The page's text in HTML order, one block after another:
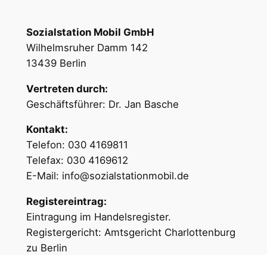
Sozialstation Mobil GmbH
Wilhelmsruher Damm 142
13439 Berlin
Vertreten durch:
Geschäftsführer: Dr. Jan Basche
Kontakt:
Telefon: 030 4169811
Telefax: 030 4169612
E-Mail: info@sozialstationmobil.de
Registereintrag:
Eintragung im Handelsregister.
Registergericht: Amtsgericht Charlottenburg
zu Berlin